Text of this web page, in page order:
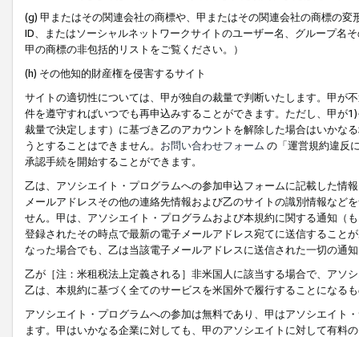
(g) 甲またはその関連会社の商標や、甲またはその関連会社の商標の
ID、またはソーシャルネットワークサイトのユーザー名、グループ名
甲の商標の非包括的リストをご覧ください。）
(h) その他知的財産権を侵害するサイト
サイトの適切性については、甲が独自の裁量で判断いたします。甲が
件を遵守すればいつでも再申込みすることができます。ただし、甲が
裁量で決定します）に基づき乙のアカウントを解除した場合はいかな
うとすることはできません。 お問い合わせフォーム の「運営規約違反
承認手続を開始することができます。
乙は、アソシエイト・プログラムへの参加申込フォームに記載した情
メールアドレスその他の連絡先情報および乙のサイトの識別情報など
せん。甲は、アソシエイト・プログラムおよび本規約に関する通知（
登録されたその時点で最新の電子メールアドレス宛てに送信すること
なった場合でも、乙は当該電子メールアドレスに送信された一切の通
乙が［注：米租税法上定義される］非米国人に該当する場合で、アソ
乙は、本規約に基づく全てのサービスを米国外で履行することになる
アソシエイト・プログラムへの参加は無料であり、甲はアソシエイト
ます。甲はいかなる企業に対しても、甲のアソシエイトに対して有料